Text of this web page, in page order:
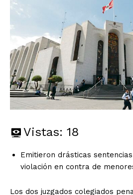
Vistas: 18
Emitieron drásticas
violación en contra de
Los dos juzgados colegiados